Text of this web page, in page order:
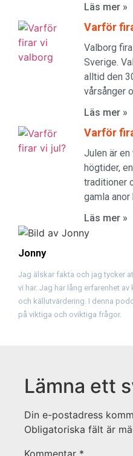
Jonny
Jag älskar fakta och jag tycker
vi har. Jag har lång erfarenhet
och källutvärdering. I denna
på viktiga och oviktiga frågor.
Läs mer »
Varför
Valborg
Sverige.
alltid den
vårsånger
Läs mer »
Varför
Julen är
högtider,
traditioner
gamla anor
Läs mer »
Lämna ett
Din e-postadress
Obligatoriska fält är